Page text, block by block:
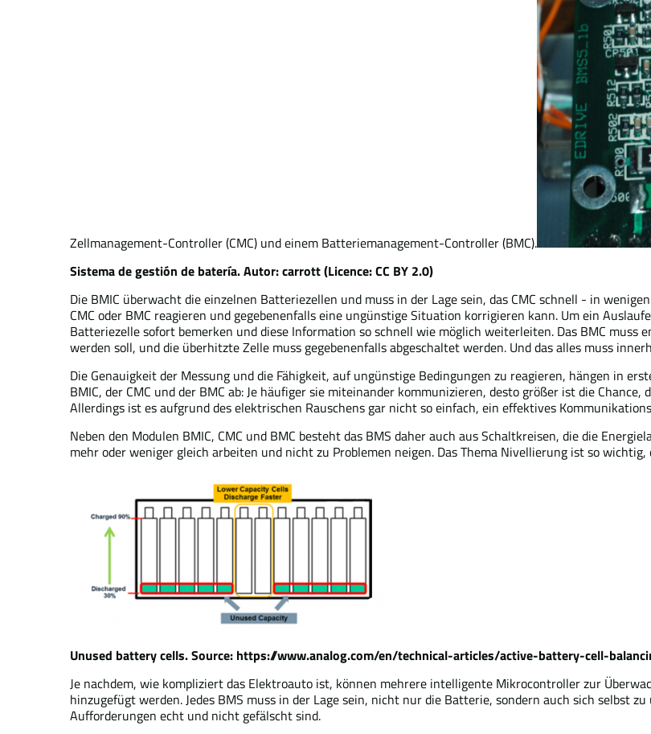
Zellmanagement-Controller (CMC) und einem Batteriemanagement-Controller (BMC).
Sistema de gestión de batería. Autor: carrott (Licence: CC BY 2.0)
Die BMIC überwacht die einzelnen Batteriezellen und muss in der Lage sein, das CMC schnell - in
CMC oder BMC reagieren und gegebenenfalls eine ungünstige Situation korrigieren kann. Um ein
Batteriezelle sofort bemerken und diese Information so schnell wie möglich weiterleiten. Das BMC
werden soll, und die überhitzte Zelle muss gegebenenfalls abgeschaltet werden. Und das alles muss
Die Genauigkeit der Messung und die Fähigkeit, auf ungünstige Bedingungen zu reagieren, hängen in
BMIC, der CMC und der BMC ab: Je häufiger sie miteinander kommunizieren, desto größer ist die
Allerdings ist es aufgrund des elektrischen Rauschens gar nicht so einfach, ein effektives
Neben den Modulen BMIC, CMC und BMC besteht das BMS daher auch aus Schaltkreisen, die die
mehr oder weniger gleich arbeiten und nicht zu Problemen neigen. Das Thema Nivellierung ist so
Unused battery cells. Source: https://www.analog.com/en/technical-articles/active-battery-cell-
Je nachdem, wie kompliziert das Elektroauto ist, können mehrere intelligente Mikrocontroller zur
hinzugefügt werden. Jedes BMS muss in der Lage sein, nicht nur die Batterie, sondern auch sich selbst
Aufforderungen echt und nicht gefälscht sind.